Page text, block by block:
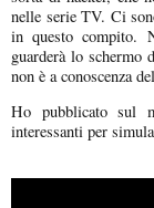
nelle serie TV. Ci
in questo compito.
guarderà lo schermo
non è a conoscenza
Ho pubblicato sul
interessanti per